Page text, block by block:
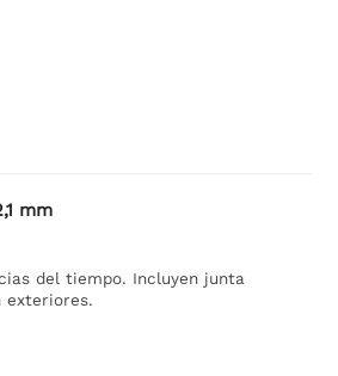
mm
del tiempo. Incluyen junta
exteriores.